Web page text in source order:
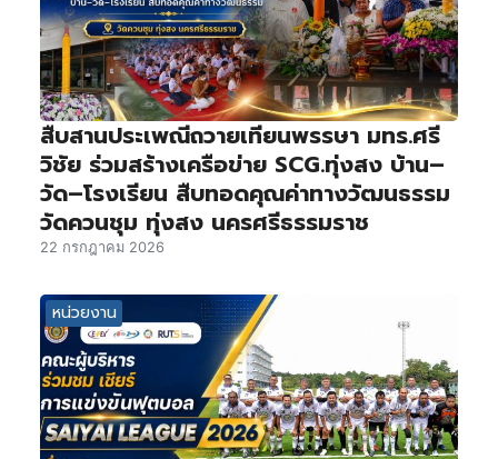
สืบสานประเพณีถวายเทียนพรรษา มทร.ศรี
วิชัย ร่วมสร้างเครือข่าย SCG.ทุ่งสง บ้าน–
วัด–โรงเรียน สืบทอดคุณค่าทางวัฒนธรรม
วัดควนชุม ทุ่งสง นครศรีธรรมราช
22 กรกฎาคม 2026
หน่วยงาน